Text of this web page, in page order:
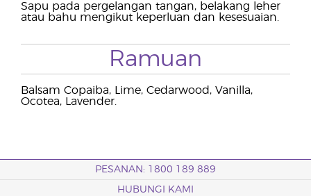
Sapu pada pergelangan tangan, belakang leher
atau bahu mengikut keperluan dan kesesuaian.
Ramuan
Balsam Copaiba, Lime, Cedarwood, Vanilla,
Ocotea, Lavender.
PESANAN: 1800 189 889
HUBUNGI KAMI